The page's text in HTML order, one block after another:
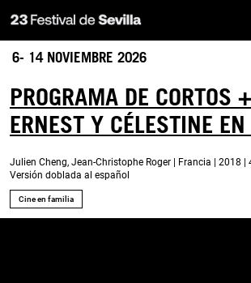
Pasar
al
contenido
6- 14 NOVIEMBRE 2026
Cine en familia
PROGRAMA DE CORTOS
ERNEST Y CÉLESTINE
Julien Cheng, Jean-Christophe Roger | Francia | 2018 |
Versión doblada al español